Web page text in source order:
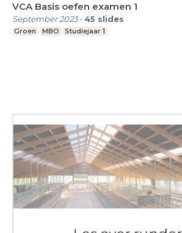
VCA Basis oefen examen 1
September 2023- 45 slides
Groen MBO Studiejaar 1